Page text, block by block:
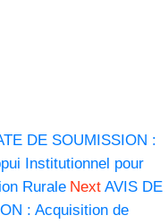
DE SOUMISSION :
Institutionnel pour
Rurale Next AVIS DE
: Acquisition de